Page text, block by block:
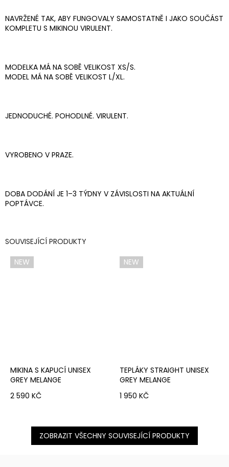
NAVRŽENÉ TAK, ABY FUNGOVALY SAMOSTATNĚ I JAKO SOUČÁST
KOMPLETU S MIKINOU VIRULENT.
MODELKA MÁ NA SOBĚ VELIKOST XS/S.
MODEL MÁ NA SOBĚ VELIKOST L/XL.
JEDNODUCHÉ. POHODLNÉ. VIRULENT.
VYROBENO V PRAZE.
DOBA DODÁNÍ JE 1–3 TÝDNY V ZÁVISLOSTI NA AKTUÁLNÍ
POPTÁVCE.
SOUVISEJÍCÍ PRODUKTY
NEW
MIKINA S KAPUCÍ UNISEX
GREY MELANGE
2 590 KČ
NEW
TEPLÁKY STRAIGHT UNISEX
GREY MELANGE
1 950 KČ
ZOBRAZIT VŠECHNY SOUVISEJÍCÍ PRODUKTY